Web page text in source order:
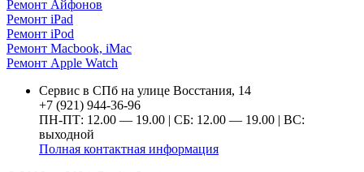
Ремонт Айфонов
Ремонт iPad
Ремонт iPod
Ремонт Macbook, iMac
Ремонт Apple Watch
Сервис в СПб на улице Восстания, 14
+7 (921) 944-36-96
ПН-ПТ: 12.00 — 19.00 | СБ: 12.00 — 19.00 | ВС:
выходной
Полная контактная информация